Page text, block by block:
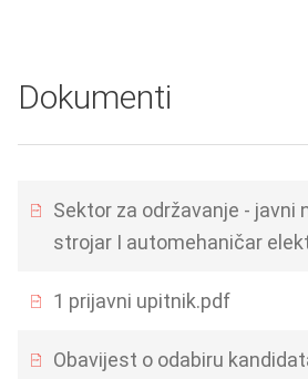
Dokumenti
Sektor za održavanje - javni
strojar I automehaničar
1 prijavni upitnik.pdf
Obavijest o odabiru